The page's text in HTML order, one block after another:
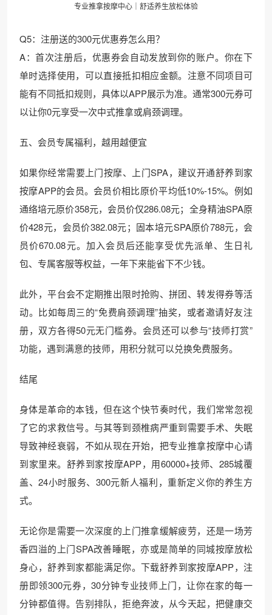
专业推拿按摩中心｜舒适养生放松体验
Q5：注册送的300元优惠券怎么用？
A：首次注册后，优惠券会自动发放到你的账户。你在下
单时选择使用，可以直接抵扣相应金额。注意不同项目可
能有不同抵扣规则，具体以APP展示为准。通常300元券可
以让你0元享受一次中式推拿或肩颈调理。
五、会员专属福利，越用越便宜
如果你经常需要上门按摩、上门SPA，建议开通舒养到家
按摩APP的会员。会员价相比原价平均低10%-15%。例如
通络培元原价358元，会员价仅286.08元；全身精油SPA原
价428元，会员价382.08元；固本培元SPA原价788元，会
员价670.08元。加入会员后还能享受优先派单、生日礼
包、专属客服等权益，一年下来能省下不少钱。
此外，平台会不定期推出限时抢购、拼团、转发得券等活
动。比如每周三的“免费肩颈调理”抽奖，或者邀请好友注
册，双方各得50元无门槛券。会员还可以参与“技师打赏”
功能，遇到满意的技师，用积分就可以兑换免费服务。
结尾
身体是革命的本钱，但在这个快节奏时代，我们常常忽视
了它的求救信号。与其等到颈椎病严重到需要手术、失眠
导致神经衰弱，不如从现在开始，把专业推拿按摩中心请
到家里来。舒养到家按摩APP，用60000+技师、285城覆
盖、24小时服务、300元新人福利，重新定义你的养生方
式。
无论你是需要一次深度的上门推拿缓解疲劳，还是一场芳
香四溢的上门SPA改善睡眠，亦或是简单的同城按摩放松
身心，舒养到家都能满足你。下载舒养到家按摩APP，注
册即领300元券，30分钟专业技师上门，让你在家的每一
分钟都值得。告别排队，拒绝奔波，从今天起，把健康交